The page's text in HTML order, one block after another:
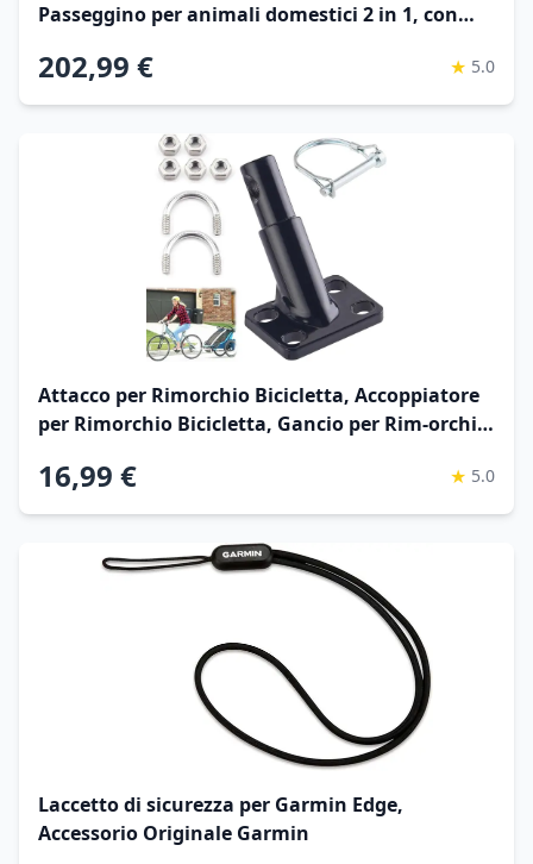
Passeggino per animali domestici 2 in 1, con
cani con gancio universale (Pourriture)
202,99 € ★ 5.0
Attacco per Rimorchio Bicicletta, Accoppiatore
per Rimorchio Bicicletta, Gancio per Rim-orchio
Bici, Gan-cio Traino Bici per Rimorc-hi di
Bambini, Nero
16,99 € ★ 5.0
Laccetto di sicurezza per Garmin Edge,
Accessorio Originale Garmin